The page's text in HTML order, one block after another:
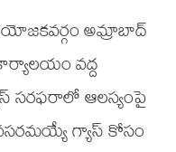
అమ్రాబాద్
వద్ద
సరఫరాలో ఆలస్యంపై
గ్యాస్ కోసం